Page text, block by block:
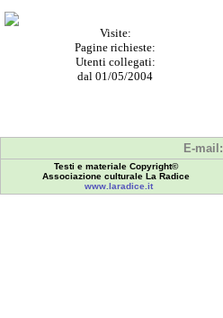
Visite:
Pagine richieste:
Utenti collegati:
dal 01/05/2004
E-mail:
Testi e materiale Copyright©
Associazione culturale La Radice
www.laradice.it